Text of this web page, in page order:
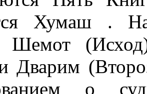
Хумаш .
Шемот
Дварим
о